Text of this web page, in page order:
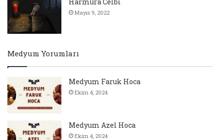
Mayıs 9, 2022
Medyum Yorumları
Medyum Faruk Hoca
Ekim 4, 2024
Medyum Azel Hoca
Ekim 4, 2024